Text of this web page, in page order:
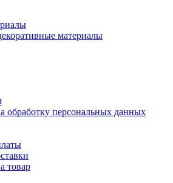
материалы
обработку персональных данных
товар